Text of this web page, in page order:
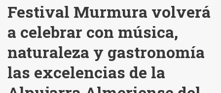
Festival Murmura volverá
a celebrar con música,
naturaleza y gastronomía
las excelencias de la